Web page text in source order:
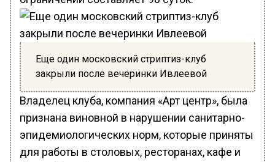
Еще один московский стриптиз-клуб
закрыли после вечеринки Ивлеевой
Владелец клуба, компания «Арт центр», была
признана виновной в нарушении санитарно-
эпидемиологических норм, которые приняты
для работы в столовых, ресторанах, кафе и